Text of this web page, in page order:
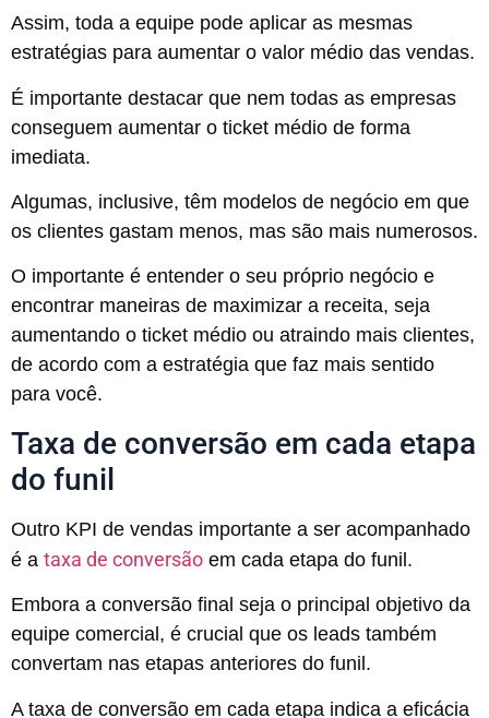
Assim, toda a equipe pode aplicar as mesmas
estratégias para aumentar o valor médio das vendas.
É importante destacar que nem todas as empresas
conseguem aumentar o ticket médio de forma
imediata.
Algumas, inclusive, têm modelos de negócio em que
os clientes gastam menos, mas são mais numerosos.
O importante é entender o seu próprio negócio e
encontrar maneiras de maximizar a receita, seja
aumentando o ticket médio ou atraindo mais clientes,
de acordo com a estratégia que faz mais sentido
para você.
Taxa de conversão em cada etapa
do funil
Outro KPI de vendas importante a ser acompanhado
é a taxa de conversão em cada etapa do funil.
Embora a conversão final seja o principal objetivo da
equipe comercial, é crucial que os leads também
convertam nas etapas anteriores do funil.
A taxa de conversão em cada etapa indica a eficácia